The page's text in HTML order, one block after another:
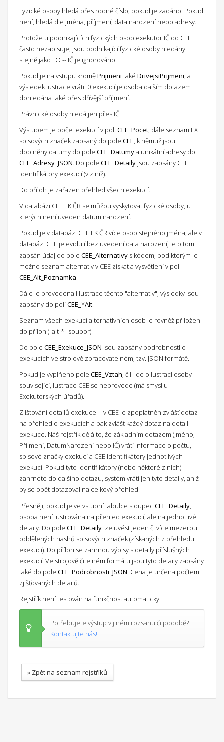
Fyzické osoby hledá přes rodné číslo, pokud je zadáno. Pokud
není, hledá dle jména, příjmení, data narození nebo adresy.
Protože u podnikajících fyzických osob exekutor IČ do CEE
často nezapisuje, jsou podnikající fyzické osoby hledány
stejně jako FO -- IČ je ignorováno.
Pokud je na vstupu kroměPrijmeni také DrivejsiPrijmeni, a
výsledek lustrace vrátil 0 exekucí je osoba dalším dotazem
dohledána také přes dřívější příjmení.
Právnické osoby hledá jen přes IČ.
Výstupem je počet exekucí v poli CEE_Pocet, dále seznam EX
spisových značek zapsaný do pole CEE, k němuž jsou
doplněny datumy do pole CEE_Datumya unikátní adresy do
CEE_Adresy_JSON. Do pole CEE_Detaily jsou zapsány CEE
identifikátory exekucí (viz níž).
Do příloh je zařazen přehled všech exekucí.
V databázi CEE EK ČR se můžou vyskytovat fyzické osoby, u
kterých není uveden datum narození.
Pokud je v databázi CEE EK ČR více osob stejného jména, ale v
databázi CEE je evidují bez uvedení data narození, je o tom
zapsán údaj do pole CEE_Alternativy s kódem, pod kterým je
možno seznam alternativ v CEE získat a vysvětlení v poli
CEE_Alt_Poznamka.
Dále je provedena i lustrace těchto "alternativ", výsledky jsou
zapsány do políCEE_*Alt.
Seznam všech exekucí alternativních osob je rovněž přiložen
do příloh ("alt-*" soubor).
Do pole CEE_Exekuce_JSON jsou zapsány podrobnosti o
exekucích ve strojově zpracovatelném, tzv. JSON formátě.
Pokud je vyplňeno pole CEE_Vztah, čili jde o lustraci osoby
související, lustrace CEE se neprovede (má smysl u
Exekutorských úřadů).
Zjištování detailů exekuce -- v CEE je zpoplatněn zvlášť dotaz
na přehled o exekucích a pak zvlášť každý dotaz na detail
exekuce. Náš rejstřík dělá to, že základním dotazem (Jméno,
Příjmení, DatumNarození nebo IČ) vrátí informace o počtu,
spisové značky exekucí a CEE identifikátory jednotlivých
exekucí. Pokud tyto identifikátory (nebo některé z nich)
zahrnete do dalšího dotazu, systém vrátí jen tyto detaily, aniž
by se opět dotazoval na celkový přehled.
Přesněji, pokud je ve vstupní tabulce sloupec CEE_Detaily,
osoba není lustrována na přehled exekucí, ale na jednotlivé
detaily. Do pole CEE_Detaily lze uvést jeden či více mezerou
oddělených hashů spisových značek (získaných z přehledu
exekucí). Do příloh se zahrnou výpisy s detaily příslušných
exekucí. Ve strojově čitelném formátu jsou tyto detaily zapsány
také do pole CEE_Podrobnosti_JSON. Cena je určena počtem
zjišťovaných detailů.
Rejstřík není testován na funkčnost automaticky.
Potřebujete výstup v jiném rozsahu či podobě?
Kontaktujte nás!
» Zpět na seznam rejstříků